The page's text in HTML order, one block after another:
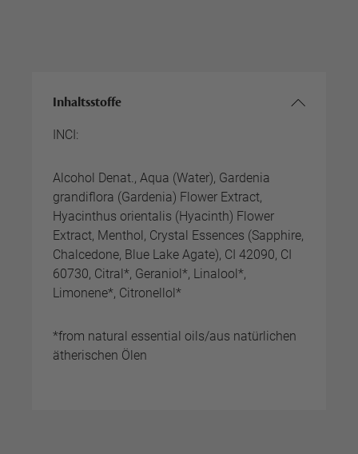
Inhaltsstoffe
INCI:
Alcohol Denat., Aqua (Water), Gardenia
grandiflora (Gardenia) Flower Extract,
Hyacinthus orientalis (Hyacinth) Flower
Extract, Menthol, Crystal Essences (Sapphire,
Chalcedone, Blue Lake Agate), CI 42090, CI
60730, Citral*, Geraniol*, Linalool*,
Limonene*, Citronellol*
*from natural essential oils/aus natürlichen
ätherischen Ölen